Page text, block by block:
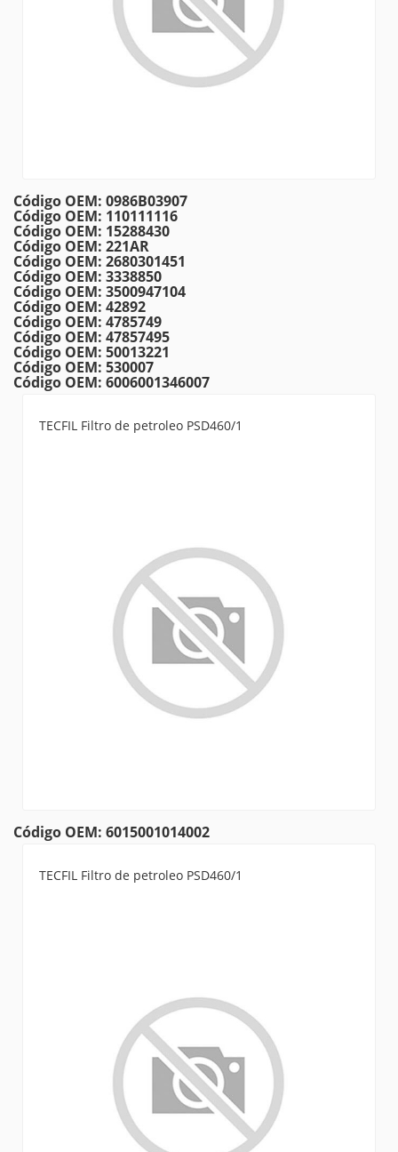
Código OEM: 0986B03907
Código OEM: 110111116
Código OEM: 15288430
Código OEM: 221AR
Código OEM: 2680301451
Código OEM: 3338850
Código OEM: 3500947104
Código OEM: 42892
Código OEM: 4785749
Código OEM: 47857495
Código OEM: 50013221
Código OEM: 530007
Código OEM: 6006001346007
TECFIL Filtro de petroleo PSD460/1
Código OEM: 6015001014002
TECFIL Filtro de petroleo PSD460/1